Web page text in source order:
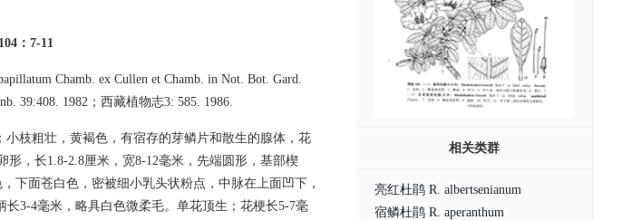
：7-11
Chamb. ex Cullen et Chamb. in Not. Bot. Gard.
39:408. 1982；西藏植物志3: 585. 1986.
枝粗壮，黄褐色，有宿存的芽鳞片和散生的腺体，花
，长1.8-2.8厘米，宽8-12毫米，先端圆形，基部楔
下面苍白色，密被细小乳头状粉点，中脉在上面凹下，
3-4毫米，略具白色微柔毛。单花顶生；花梗长5-7毫
相关类群
亮红杜鹃 R. albertsenianum
宿鳞杜鹃 R. aperanthum